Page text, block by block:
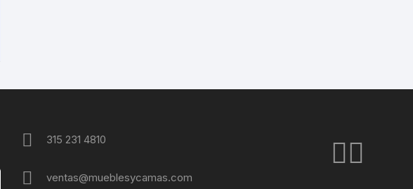
315 231 4810
ventas@mueblesycamas.com